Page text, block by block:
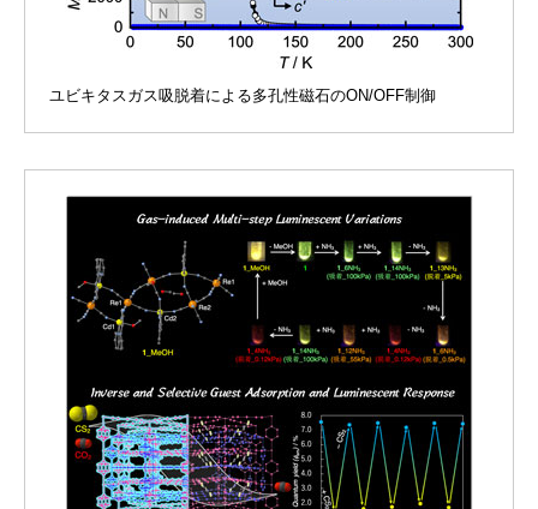
ユビキタスガス吸脱着による多孔性磁石のON/OFF制御